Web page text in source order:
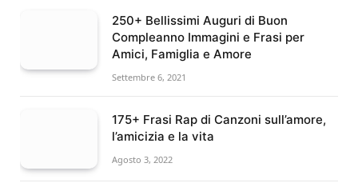
250+ Bellissimi Auguri di Buon
Compleanno Immagini e Frasi per
Amici, Famiglia e Amore
Settembre 6, 2021
175+ Frasi Rap di Canzoni sull’amore,
l’amicizia e la vita
Agosto 3, 2022